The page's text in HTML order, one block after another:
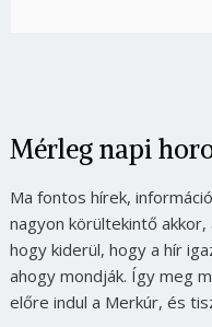
Mérleg napi
Ma fontos hírek,
nagyon körültekintő
hogy kiderül, hogy a hír
ahogy mondják. Így meg
előre indul a Merkúr, és